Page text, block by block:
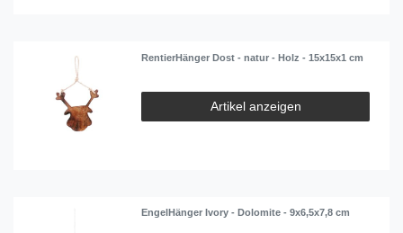
RentierHänger Dost - natur - Holz - 15x15x1 cm
Artikel anzeigen
EngelHänger Ivory - Dolomite - 9x6,5x7,8 cm